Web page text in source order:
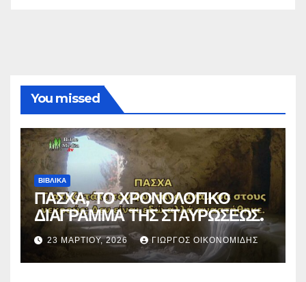
You missed
ΒΙΒΛΙΚΑ
ΠΑΣΧΑ, ΤΟ ΧΡΟΝΟΛΟΓΙΚΟ
ΔΙΑΓΡΑΜΜΑ ΤΗΣ ΣΤΑΥΡΩΣΕΩΣ.
23 ΜΑΡΤΊΟΥ, 2026 ΓΙΏΡΓΟΣ ΟΙΚΟΝΟΜΊΔΗΣ